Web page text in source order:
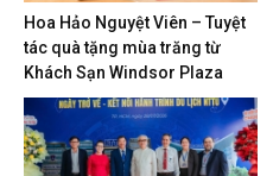
Hoa Hảo Nguyệt Viên – Tuyệt
tác quà tặng mùa trăng từ
Khách Sạn Windsor Plaza